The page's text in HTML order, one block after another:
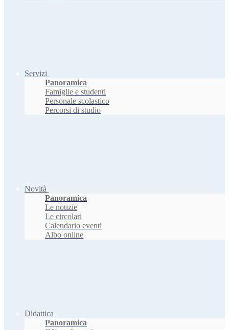
Servizi
Panoramica
Famiglie e studenti
Personale scolastico
Percorsi di studio
Novità
Panoramica
Le notizie
Le circolari
Calendario eventi
Albo online
Didattica
Panoramica